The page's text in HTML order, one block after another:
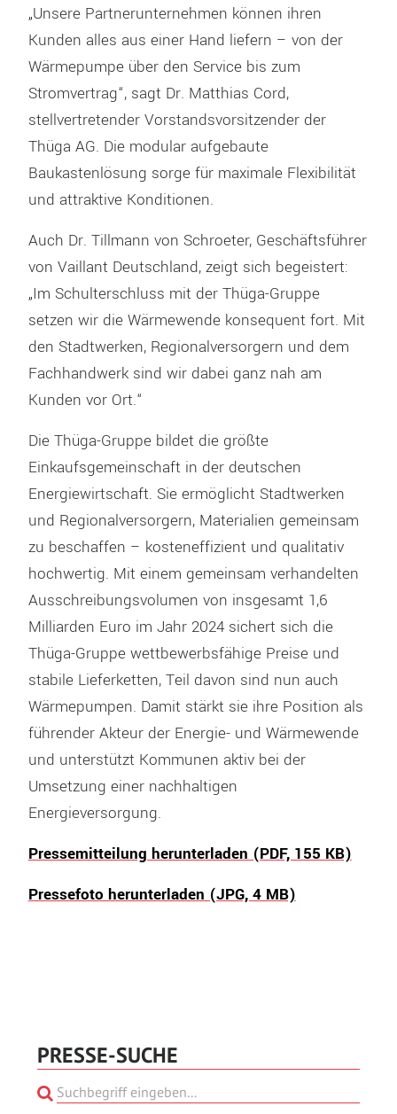
„Unsere Partnerunternehmen können ihren
Kunden alles aus einer Hand liefern – von der
Wärmepumpe über den Service bis zum
Stromvertrag“, sagt Dr. Matthias Cord,
stellvertretender Vorstandsvorsitzender der
Thüga AG. Die modular aufgebaute
Baukastenlösung sorge für maximale Flexibilität
und attraktive Konditionen.
Auch Dr. Tillmann von Schroeter, Geschäftsführer
von Vaillant Deutschland, zeigt sich begeistert:
„Im Schulterschluss mit der Thüga-Gruppe
setzen wir die Wärmewende konsequent fort. Mit
den Stadtwerken, Regionalversorgern und dem
Fachhandwerk sind wir dabei ganz nah am
Kunden vor Ort.“
Die Thüga-Gruppe bildet die größte
Einkaufsgemeinschaft in der deutschen
Energiewirtschaft. Sie ermöglicht Stadtwerken
und Regionalversorgern, Materialien gemeinsam
zu beschaffen – kosteneffizient und qualitativ
hochwertig. Mit einem gemeinsam verhandelten
Ausschreibungsvolumen von insgesamt 1,6
Milliarden Euro im Jahr 2024 sichert sich die
Thüga-Gruppe wettbewerbsfähige Preise und
stabile Lieferketten, Teil davon sind nun auch
Wärmepumpen. Damit stärkt sie ihre Position als
führender Akteur der Energie- und Wärmewende
und unterstützt Kommunen aktiv bei der
Umsetzung einer nachhaltigen
Energieversorgung.
Pressemitteilung herunterladen (PDF, 155 KB)
Pressefoto herunterladen (JPG, 4 MB)
PRESSE-SUCHE